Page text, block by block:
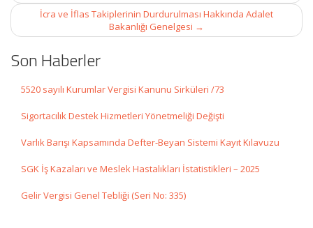
İcra ve İflas Takiplerinin Durdurulması Hakkında Adalet
Bakanlığı Genelgesi →
Son Haberler
5520 sayılı Kurumlar Vergisi Kanunu Sirküleri /73
Sigortacılık Destek Hizmetleri Yönetmeliği Değişti
Varlık Barışı Kapsamında Defter-Beyan Sistemi Kayıt Kılavuzu
SGK İş Kazaları ve Meslek Hastalıkları İstatistikleri – 2025
Gelir Vergisi Genel Tebliği (Seri No: 335)